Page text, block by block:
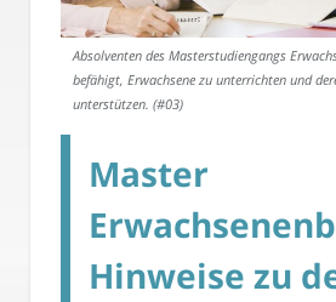
Absolventen des Masterstudiengangs
befähigt, Erwachsene zu unterrichten und
unterstützen. (#03)
Master
Hinweise zu